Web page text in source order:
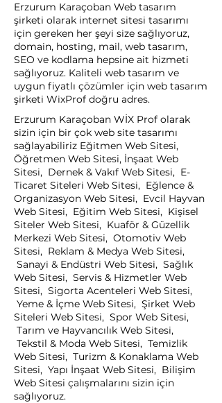
Erzurum Karaçoban Web tasarım
şirketi olarak internet sitesi tasarımı
için gereken her şeyi size sağlıyoruz,
domain, hosting, mail, web tasarım,
SEO ve kodlama hepsine ait hizmeti
sağlıyoruz. Kaliteli web tasarım ve
uygun fiyatlı çözümler için web tasarım
şirketi WixProf doğru adres.
Erzurum Karaçoban WİX Prof olarak
sizin için bir çok web site tasarımı
sağlayabiliriz Eğitmen Web Sitesi,
Öğretmen Web Sitesi, İnşaat Web
Sitesi, Dernek & Vakıf Web Sitesi, E-
Ticaret Siteleri Web Sitesi, Eğlence &
Organizasyon Web Sitesi, Evcil Hayvan
Web Sitesi, Eğitim Web Sitesi, Kişisel
Siteler Web Sitesi, Kuaför & Güzellik
Merkezi Web Sitesi, Otomotiv Web
Sitesi, Reklam & Medya Web Sitesi,
Sanayi & Endüstri Web Sitesi, Sağlık
Web Sitesi, Servis & Hizmetler Web
Sitesi, Sigorta Acenteleri Web Sitesi,
Yeme & İçme Web Sitesi, Şirket Web
Siteleri Web Sitesi, Spor Web Sitesi,
Tarım ve Hayvancılık Web Sitesi,
Tekstil & Moda Web Sitesi, Temizlik
Web Sitesi, Turizm & Konaklama Web
Sitesi, Yapı İnşaat Web Sitesi, Bilişim
Web Sitesi çalışmalarını sizin için
sağlıyoruz.